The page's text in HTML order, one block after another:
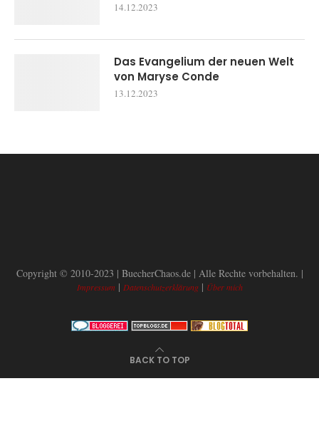
14.12.2023
Das Evangelium der neuen Welt
von Maryse Conde
13.12.2023
Copyright © 2010-2023 | BuecherChaos.de | Alle Rechte vorbehalten. |
Impressum | Datenschutzerklärung| Über mich
BACK TO TOP